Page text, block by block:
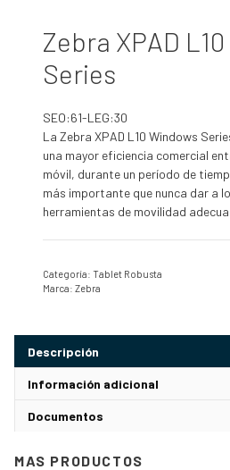
Zebra XPAD
Series
SEO:61-LEG:30
La Zebra XPAD L10 Windows
una mayor eficiencia comercial
móvil, durante un período de
más importante que nunca dar a
herramientas de movilidad
Categoría: Tablet Robusta
Marca: Zebra
Descripción
Información adicional
Documentos
MAS PRODUCTOS